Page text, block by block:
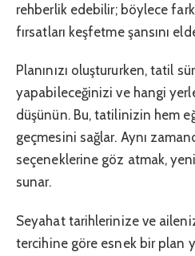
rehberlik edebilir; böylece
fırsatları keşfetme şansını
Planınızı oluştururken, tatil
yapabileceğinizi ve hangi
düşünün. Bu, tatilinizin hem
geçmesini sağlar. Aynı
seçeneklerine göz atmak,
sunar.
Seyahat tarihlerinize ve
tercihine göre esnek bir plan